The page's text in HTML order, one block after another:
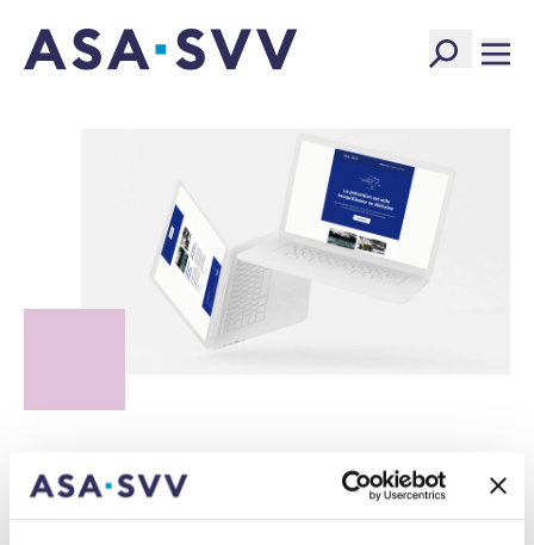
SVV Logo
Every month, we take a closer look at a